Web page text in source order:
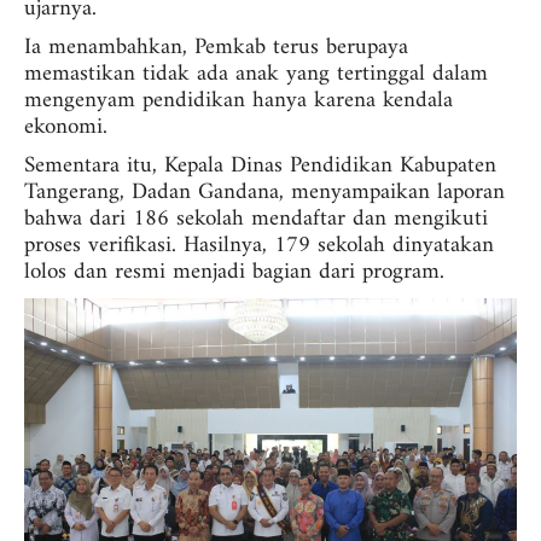
ujarnya.
Ia menambahkan, Pemkab terus berupaya
memastikan tidak ada anak yang tertinggal dalam
mengenyam pendidikan hanya karena kendala
ekonomi.
Sementara itu, Kepala Dinas Pendidikan Kabupaten
Tangerang, Dadan Gandana, menyampaikan laporan
bahwa dari 186 sekolah mendaftar dan mengikuti
proses verifikasi. Hasilnya, 179 sekolah dinyatakan
lolos dan resmi menjadi bagian dari program.